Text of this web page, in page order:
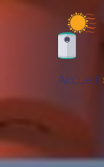
Accueil